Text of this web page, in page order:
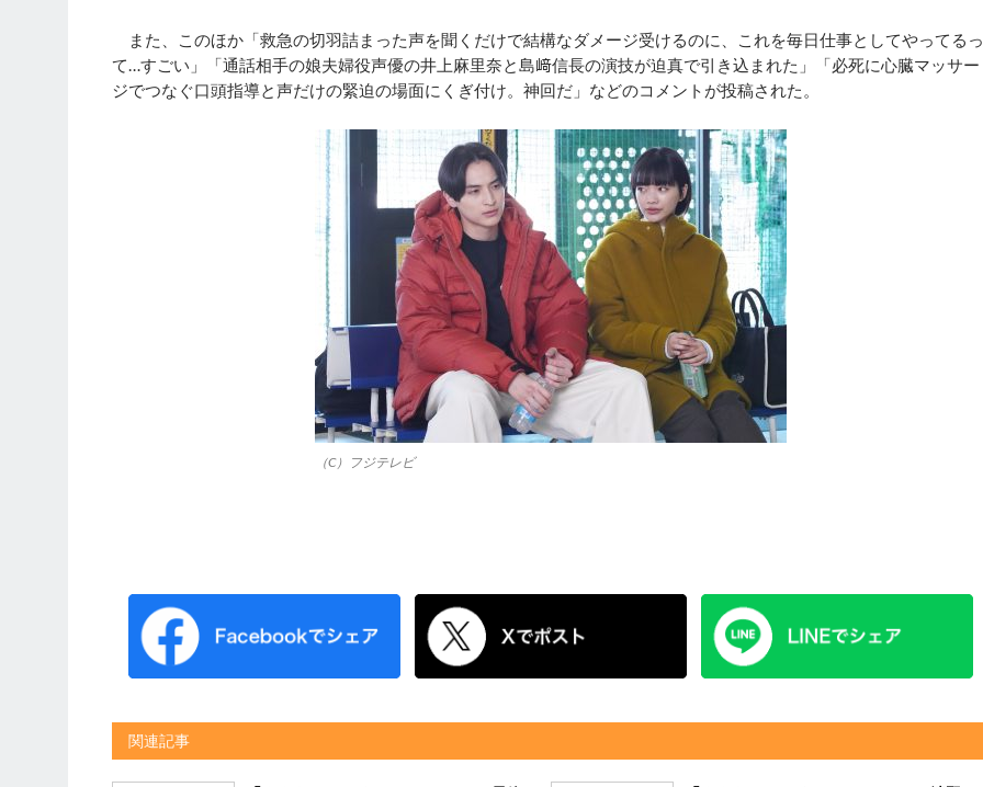
また、このほか「救急の切羽詰まった声を聞くだけで結構なダメージ受けるのに、これを毎日仕事としてやってるっ
て…すごい」「通話相手の娘夫婦役声優の井上麻里奈と島﨑信長の演技が迫真で引き込まれた」「必死に心臓マッサー
ジでつなぐ口頭指導と声だけの緊迫の場面にくぎ付け。神回だ」などのコメントが投稿された。
（C）フジテレビ
関連記事